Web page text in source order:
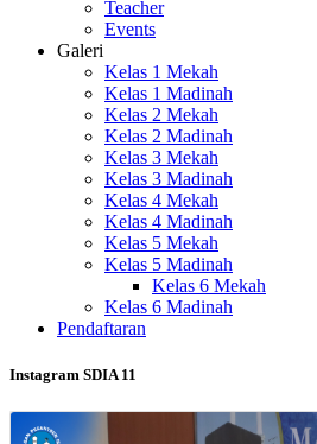
Teacher
Events
Galeri
Kelas 1 Mekah
Kelas 1 Madinah
Kelas 2 Mekah
Kelas 2 Madinah
Kelas 3 Mekah
Kelas 3 Madinah
Kelas 4 Mekah
Kelas 4 Madinah
Kelas 5 Mekah
Kelas 5 Madinah
Kelas 6 Mekah
Kelas 6 Madinah
Pendaftaran
Instagram SDIA 11